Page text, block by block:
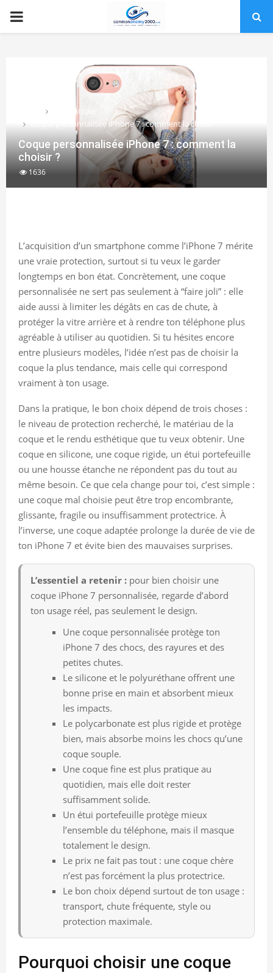
PRIMARY
Vie Pratique
Coque personnalisée iPhone 7 : comment la choisir ?
Coque personnalisée iPhone 7 : comment la
choisir ?
1636
L’acquisition d’un smartphone comme l’iPhone 7 mérite
une vraie protection, surtout si tu veux le garder
longtemps en bon état. Concrètement, une coque
personnalisée ne sert pas seulement à “faire joli” : elle
aide aussi à limiter les dégâts en cas de chute, à
protéger la vitre arrière et à rendre ton téléphone plus
agréable à utiliser au quotidien. Si tu hésites encore
entre plusieurs modèles, l’idée n’est pas de choisir la
coque la plus tendance, mais celle qui correspond
vraiment à ton usage.
Dans la pratique, le bon choix dépend de trois choses :
le niveau de protection recherché, le matériau de la
coque et le rendu esthétique que tu veux obtenir. Une
coque en silicone, une coque rigide, un étui portefeuille
ou une housse étanche ne répondent pas du tout au
même besoin. Ce que cela change pour toi, c’est simple :
une coque mal choisie peut être trop encombrante,
glissante, fragile ou insuffisamment protectrice. À
l’inverse, une coque adaptée prolonge la durée de vie de
ton iPhone 7 et évite bien des mauvaises surprises.
L’essentiel a retenir : pour bien choisir une
coque iPhone 7 personnalisée, regarde d’abord
ton usage réel, pas seulement le design.
Une coque personnalisée protège ton
iPhone 7 des chocs, des rayures et des
petites chutes.
Le silicone et le polyuréthane offrent une
bonne prise en main et absorbent mieux
les impacts.
Le polycarbonate est plus rigide et protège
bien, mais absorbe moins les chocs qu’une
coque souple.
Une coque fine est plus pratique au
quotidien, mais elle doit rester
suffisamment solide.
Un étui portefeuille protège mieux
l’ensemble du téléphone, mais il masque
totalement le design.
Le prix ne fait pas tout : une coque chère
n’est pas forcément la plus protectrice.
Le bon choix dépend surtout de ton usage :
transport, chute fréquente, style ou
protection maximale.
Pourquoi choisir une coque